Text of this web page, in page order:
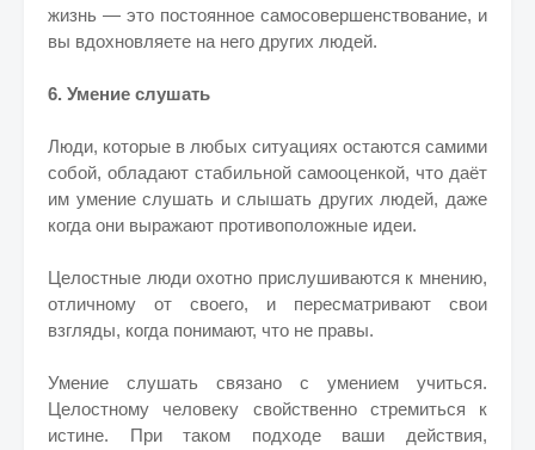
жизнь — это постоянное самосовершенствование, и
вы вдохновляете на него других людей.
6. Умение слушать
Люди, которые в любых ситуациях остаются самими
собой, обладают стабильной самооценкой, что даёт
им умение слушать и слышать других людей, даже
когда они выражают противоположные идеи.
Целостные люди охотно прислушиваются к мнению,
отличному от своего, и пересматривают свои
взгляды, когда понимают, что не правы.
Умение слушать связано с умением учиться.
Целостному человеку свойственно стремиться к
истине. При таком подходе ваши действия,